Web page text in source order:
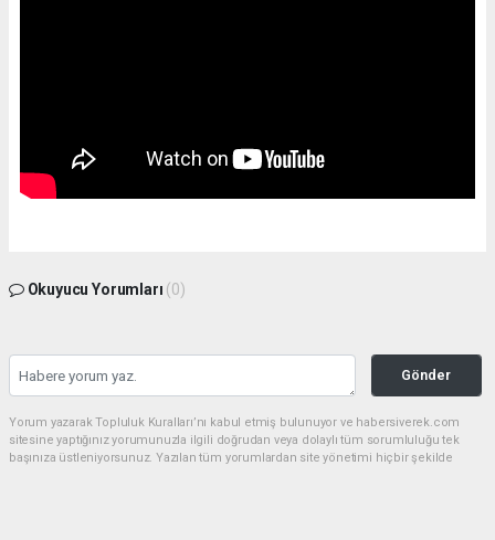
Okuyucu Yorumları (0)
Gönder
Yorum yazarak Topluluk Kuralları’nı kabul etmiş bulunuyor ve habersiverek.com
sitesine yaptığınız yorumunuzla ilgili doğrudan veya dolaylı tüm sorumluluğu tek
başınıza üstleniyorsunuz. Yazılan tüm yorumlardan site yönetimi hiçbir şekilde